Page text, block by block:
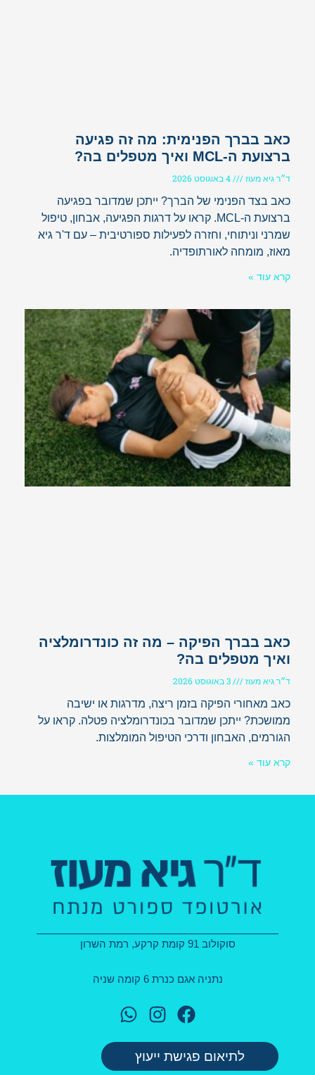
כאב בברך הפנימית: מה זה פגיעה
ברצועת ה-MCL ואיך מטפלים בה?
ד״ר גיא מעוז
כאב בצד הפנימי של הברך? ייתכן שמדובר בפגיעה
ברצועת ה-MCL. קראו על דרגות הפגיעה, אבחון, טיפול
שמרני וניתוחי, וחזרה לפעילות ספורטיבית – עם ד'ר גיא
מאוז, מומחה לאורתופדיה.
קרא עוד »
כאב בברך הפיקה – מה זה כונדרומלציה
ואיך מטפלים בה?
ד״ר גיא מעוז
כאב מאחורי הפיקה בזמן ריצה, מדרגות או ישיבה
ממושכת? ייתכן שמדובר בכונדרומלציה פטלה. קראו על
הגורמים, האבחון ודרכי הטיפול המומלצות.
קרא עוד »
סוקולוב 91 קומת קרקע, רמת השרון
נתניה אגם כנרת 6 קומה שניה
לתיאום פגישת ייעוץ